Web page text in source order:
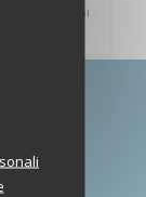
Visa, Buoni
mail.